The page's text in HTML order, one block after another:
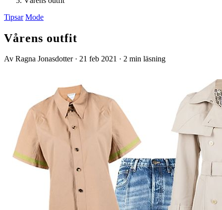
Tipsar Mode
Vårens outfit
Av Ragna Jonasdotter · 21 feb 2021 · 2 min läsning